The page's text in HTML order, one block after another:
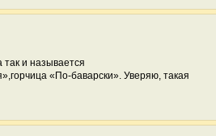
и называется
«По-баварски». Уверяю, такая